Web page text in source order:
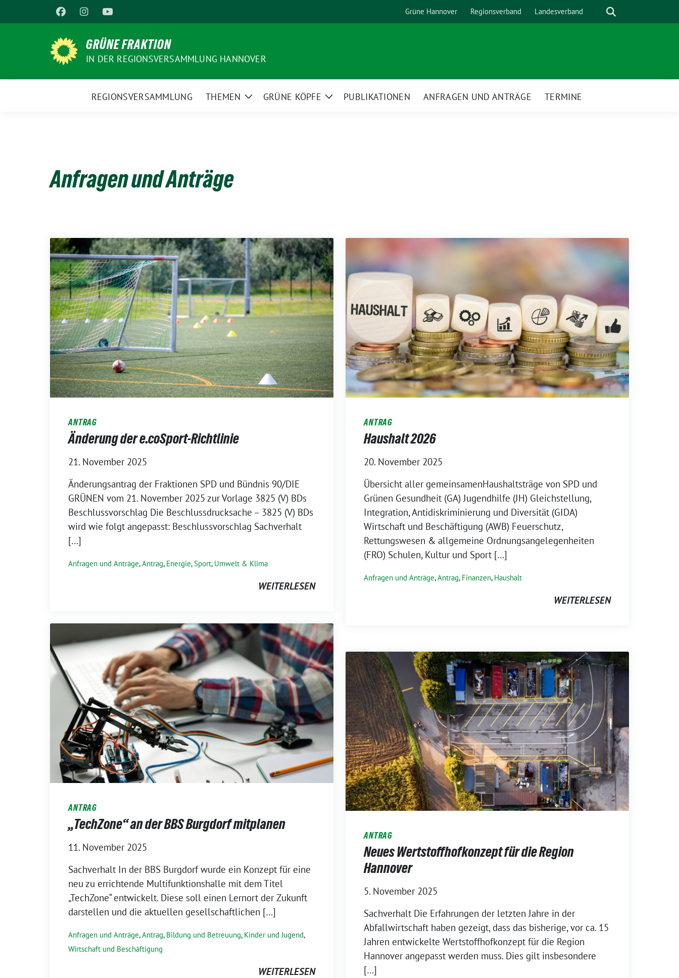
zum
Grüne Hannover Regionsverband Landesverband Suche
GRÜNE FRAKTION
IN DER REGIONSVERSAMMLUNG HANNOVER
REGIONSVERSAMMLUNG THEMEN
ZeigeGRÜNE KÖPFE
ZeigePUBLIKATIONEN ANFRAGEN UND ANTRÄGE TERMINE
Anfragen und Anträge
ANTRAG
Änderung der e.coSport-Richtlinie
21. November 2025
Änderungsantrag der Fraktionen SPD und Bündnis 90/DIE
GRÜNEN vom 21. November 2025 zur Vorlage 3825 (V) BDs
Beschlussvorschlag Die Beschlussdrucksache – 3825 (V) BDs
wird wie folgt angepasst: Beschlussvorschlag Sachverhalt
[…]
Anfragen und Anträge,Antrag, Energie,Sport, Umwelt & Klima
WEITERLESEN
ANTRAG
Haushalt 2026
20. November 2025
Übersicht aller gemeinsamenHaushaltsträge von SPD und
Grünen Gesundheit (GA) Jugendhilfe (JH) Gleichstellung,
Integration, Antidiskriminierung und Diversität (GIDA)
Wirtschaft und Beschäftigung (AWB) Feuerschutz,
Rettungswesen & allgemeine Ordnungsangelegenheiten
(FRO) Schulen, Kultur und Sport […]
Anfragen und Anträge,Antrag, Finanzen, Haushalt
WEITERLESEN
ANTRAG
„TechZone“ an der BBS Burgdorf mitplanen
11. November 2025
Sachverhalt In der BBS Burgdorf wurde ein Konzept für eine
neu zu errichtende Multifunktionshalle mit dem Titel
„TechZone“ entwickelt. Diese soll einen Lernort der Zukunft
darstellen und die aktuellen gesellschaftlichen […]
Anfragen und Anträge,Antrag, Bildung und Betreuung, Kinder und Jugend,
Wirtschaft und Beschäftigung
WEITERLESEN
ANTRAG
Neues Wertstoffhofkonzept für die Region
Hannover
5. November 2025
Sachverhalt Die Erfahrungen der letzten Jahre in der
Abfallwirtschaft haben gezeigt, dass das bisherige, vor ca. 15
Jahren entwickelte Wertstoffhofkonzept für die Region
Hannover angepasst werden muss. Dies gilt insbesondere
[…]